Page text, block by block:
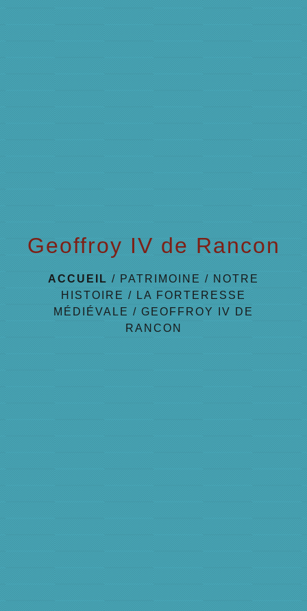
Geoffroy IV de Rancon
ACCUEIL / PATRIMOINE / NOTRE
HISTOIRE / LA FORTERESSE
MÉDIÉVALE / GEOFFROY IV DE
RANCON